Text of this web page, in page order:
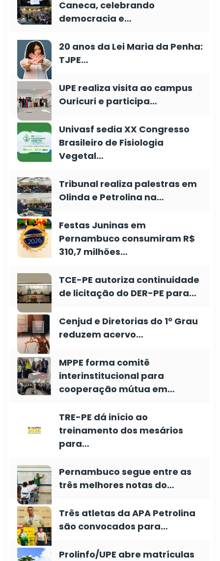
Caneca, celebrando
democracia e…
20 anos da Lei Maria da Penha:
TJPE…
UPE realiza visita ao campus
Ouricuri e participa…
Univasf sedia XX Congresso
Brasileiro de Fisiologia
Vegetal…
Tribunal realiza palestras em
Olinda e Petrolina na…
Festas Juninas em
Pernambuco consumiram R$
310,7 milhões…
TCE-PE autoriza continuidade
de licitação do DER-PE para…
Cenjud e Diretorias do 1º Grau
reduzem acervo…
MPPE forma comitê
interinstitucional para
cooperação mútua em…
TRE-PE dá início ao
treinamento dos mesários
para…
Pernambuco segue entre as
três melhores notas do…
Três atletas da APA Petrolina
são convocados para…
Prolinfo/UPE abre matrículas